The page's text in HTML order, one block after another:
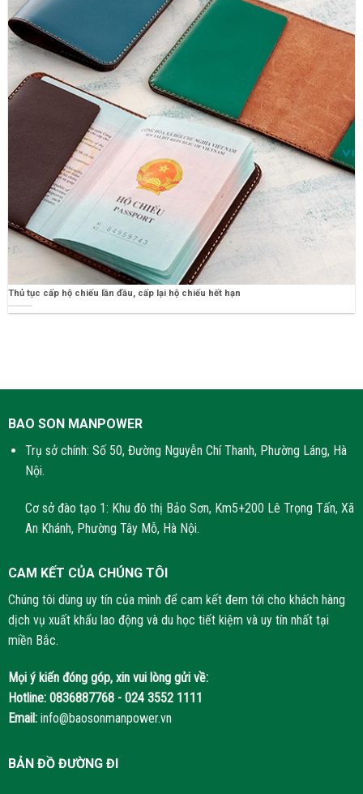
Thủ tục cấp hộ chiếu lần đầu, cấp lại hộ chiếu hết hạn
BAO SON MANPOWER
Trụ sở chính: Số 50, Đường Nguyễn Chí Thanh, Phường Láng, Hà
Nội.
Cơ sở đào tạo 1: Khu đô thị Bảo Sơn, Km5+200 Lê Trọng Tấn, Xã
An Khánh, Phường Tây Mỗ, Hà Nội.
CAM KẾT CỦA CHÚNG TÔI
Chúng tôi dùng uy tín của mình để cam kết đem tới cho khách hàng
dịch vụ xuất khẩu lao động và du học tiết kiệm và uy tín nhất tại
miền Bắc.
Mọi ý kiến đóng góp, xin vui lòng gửi về:
Hotline: 0836887768 - 024 3552 1111
Email: info@baosonmanpower.vn
BẢN ĐỒ ĐƯỜNG ĐI